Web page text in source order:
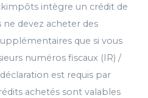
intègre un crédit de
devez acheter des
que si vous
numéros fiscaux (IR) /
est requis par
achetés sont valables